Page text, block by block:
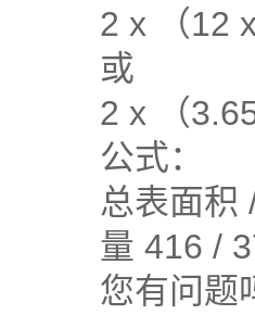
2 x （12
或
2 x （
公式：
总表面积
量 416 /
您有问题